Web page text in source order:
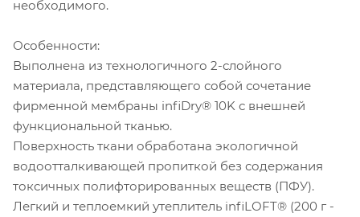
необходимого.
Особенности:
Выполнена из технологичного 2-слойного
материала, представляющего собой сочетание
фирменной мембраны infiDry® 10K с внешней
функциональной тканью.
Поверхность ткани обработана экологичной
водоотталкивающей пропиткой без содержания
токсичных полифторированных веществ (ПФУ).
Легкий и теплоемкий утеплитель infiLOFT® (200 г -